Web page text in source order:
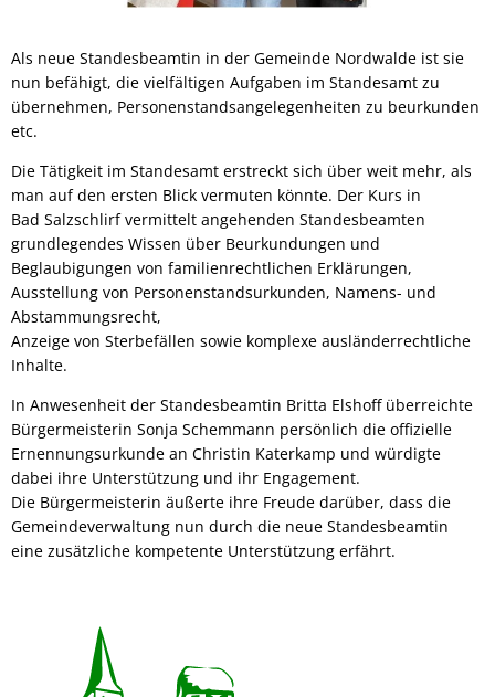
Als neue Standesbeamtin in der Gemeinde Nordwalde ist sie
nun befähigt, die vielfältigen Aufgaben im Standesamt zu
übernehmen, Personenstandsangelegenheiten zu beurkunden
etc.
Die Tätigkeit im Standesamt erstreckt sich über weit mehr, als
man auf den ersten Blick vermuten könnte. Der Kurs in
Bad Salzschlirf vermittelt angehenden Standesbeamten
grundlegendes Wissen über Beurkundungen und
Beglaubigungen von familienrechtlichen Erklärungen,
Ausstellung von Personenstandsurkunden, Namens- und
Abstammungsrecht,
Anzeige von Sterbefällen sowie komplexe ausländerrechtliche
Inhalte.
In Anwesenheit der Standesbeamtin Britta Elshoff überreichte
Bürgermeisterin Sonja Schemmann persönlich die offizielle
Ernennungsurkunde an Christin Katerkamp und würdigte
dabei ihre Unterstützung und ihr Engagement.
Die Bürgermeisterin äußerte ihre Freude darüber, dass die
Gemeindeverwaltung nun durch die neue Standesbeamtin
eine zusätzliche kompetente Unterstützung erfährt.